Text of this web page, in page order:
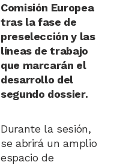
Comisión Europea
tras la fase de
preselección y las
líneas de trabajo
que marcarán el
desarrollo del
segundo dossier.
Durante la sesión,
se abrirá un amplio
espacio de